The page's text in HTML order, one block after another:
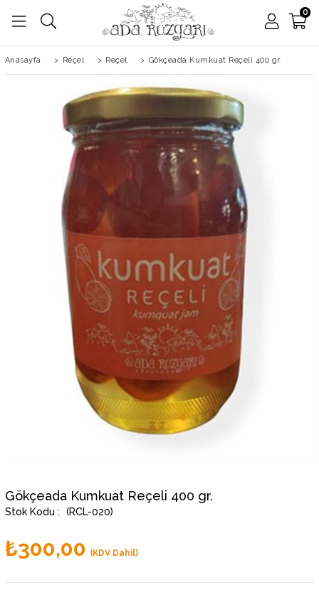
0
Anasayfa > Reçel > Reçel > Gökçeada Kumkuat Reçeli 400 gr.
Gökçeada Kumkuat Reçeli 400 gr.
(RCL-020)
₺300,00 (KDV Dahil)